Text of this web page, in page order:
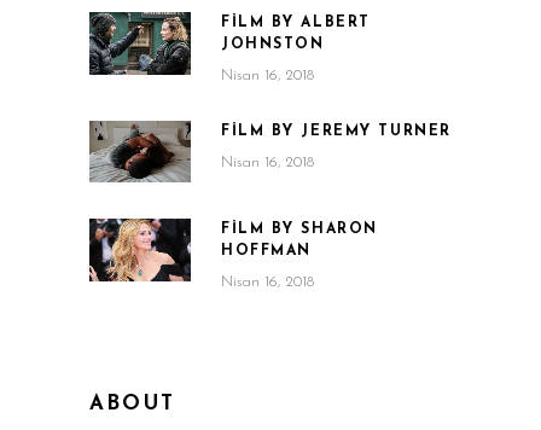
FILM BY ALBERT
JOHNSTON
Nisan 16, 2018
FILM BY JEREMY TURNER
Nisan 16, 2018
FILM BY SHARON
HOFFMAN
Nisan 16, 2018
ABOUT